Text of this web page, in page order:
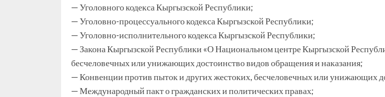
— Уголовного кодекса Кыргызской Республики;
— Уголовно-процессуального кодекса Кыргызской Республики;
— Уголовно-исполнительного кодекса Кыргызской Республики;
— Закона Кыргызской Республики «О Национальном центре Кыргызской
бесчеловечных или унижающих достоинство видов обращения и наказания;
— Конвенции против пыток и других жестоких, бесчеловечных или унижающих
— Международный пакт о гражданских и политических правах;